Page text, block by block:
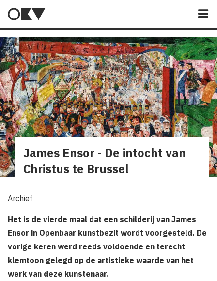
James Ensor - De intocht van
Christus te Brussel
Archief
Het is de vierde maal dat een schilderij van James
Ensor in Openbaar kunstbezit wordt voorgesteld. De
vorige keren werd reeds voldoende en terecht
klemtoon gelegd op de artistieke waarde van het
werk van deze kunstenaar.